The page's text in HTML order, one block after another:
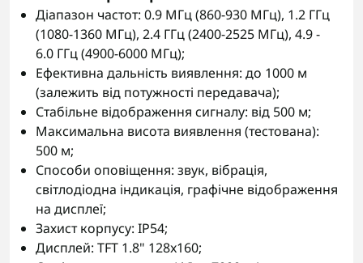
Діапазон частот: 0.9 МГц (860-930 МГц), 1.2 ГГц
(1080-1360 МГц), 2.4 ГГц (2400-2525 МГц), 4.9 -
6.0 ГГц (4900-6000 МГц);
Ефективна дальність виявлення: до 1000 м
(залежить від потужності передавача);
Стабільне відображення сигналу: від 500 м;
Максимальна висота виявлення (тестована):
500 м;
Способи оповіщення: звук, вібрація,
світлодіодна індикація, графічне відображення
на дисплеї;
Захист корпусу: IP54;
Дисплей: TFT 1.8" 128x160;